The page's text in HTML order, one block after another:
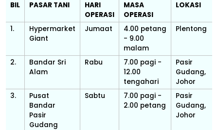
BIL PASAR TANI
HARI
OPERASI
MASA
OPERASI
LOKASI
1.
Hypermarket
Giant
Jumaat
4.00 petang
- 9.00
malam
Plentong
2.
Bandar Sri
Alam
Rabu
7.00 pagi -
12.00
tengahari
Pasir
Gudang,
Johor
3.
Pusat
Bandar
Pasir
Gudang
Sabtu
7.00 pagi -
2.00 petang
Pasir
Gudang,
Johor